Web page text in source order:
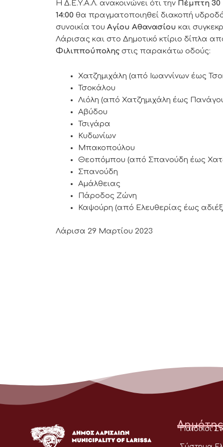
Η Δ.Ε.Υ.Α.Λ. ανακοινώνει ότι την Πέμπτη 30
14:00 θα πραγματοποιηθεί διακοπή
συνοικία του Αγίου Αθανασίου και
Λάρισας και στο Δημοτικό κτίριο δίπλα
Φιλιππούπολης στις παρακάτω οδούς:
Χατζημιχάλη (από Ιωαννίνων έως
Τσοκάλου
Λιόλη (από Χατζημιχάλη έως
Αβύδου
Τσιγάρα
Κυδωνίων
Μπακοπούλου
Θεοπόμπου (από Σπανούδη έως
Σπανούδη
Αμάλθειας
Πάροδος Ζώνη
Καψούρη (από Ελευθερίας έως
Λάρισα 29 Μαρτίου 2023
Παιδικοί